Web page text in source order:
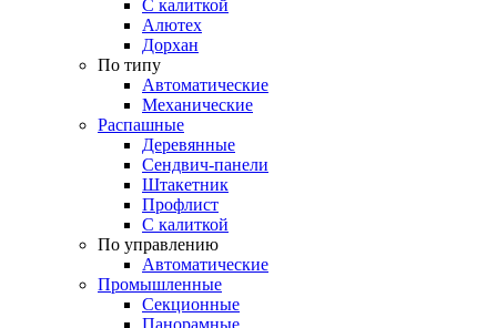
С калиткой
Алютех
Дорхан
По типу
Автоматические
Механические
Распашные
Деревянные
Сендвич-панели
Штакетник
Профлист
С калиткой
По управлению
Автоматические
Промышленные
Секционные
Панорамные